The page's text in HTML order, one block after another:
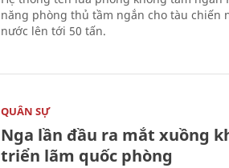
năng phòng thủ tầm ngắn cho tàu chiến
nước lên tới 50 tấn.
QUÂN SỰ
Nga lần đầu ra mắt xuồng
triển lãm quốc phòng